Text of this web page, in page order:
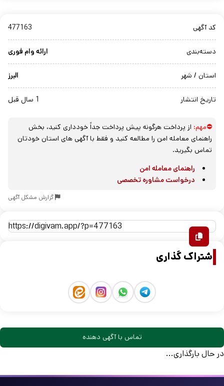
کد آگهی 477163
دسته‌بندی ارائه وام فوری
استان / شهر البرز
تاریخ انتشار 1 سال قبل
⛔مهم: از پرداخت هرگونه پیش پرداخت جداً خودداری کنید، بخش
راهنمای معامله امن را مطالعه کنید و فقط با آگهی های استان خودتان
تماس بگیرید.
راهنمای معامله امن
درخواست مشاوره تخصصی
گزارش مشکل آگهی
اشتراک گذاری
تماس با آگهی دهنده
در حال بارگذاری...